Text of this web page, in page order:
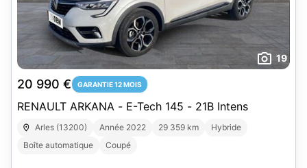
19
20 990 € GARANTIE 12 MOIS
RENAULT ARKANA - E-Tech 145 - 21B Intens
Arles (13200) Année 2022 29 359 km
Hybride
Boîte automatique
Coupé